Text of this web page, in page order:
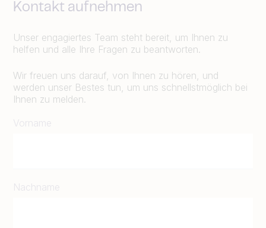
Kontakt aufnehmen
Unser engagiertes Team steht bereit, um Ihnen zu
helfen und alle Ihre Fragen zu beantworten.
Wir freuen uns darauf, von Ihnen zu hören, und
werden unser Bestes tun, um uns schnellstmöglich bei
Ihnen zu melden.
Vorname
Nachname